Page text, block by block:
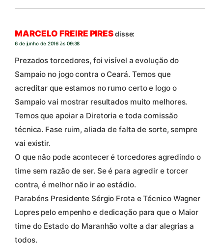
MARCELO FREIRE PIRESdisse:
6 de junho de 2016 às 09:38
Prezados torcedores, foi visível a evolução do
Sampaio no jogo contra o Ceará. Temos que
acreditar que estamos no rumo certo e logo o
Sampaio vai mostrar resultados muito melhores.
Temos que apoiar a Diretoria e toda comissão
técnica. Fase ruim, aliada de falta de sorte, sempre
vai existir.
O que não pode acontecer é torcedores agredindo o
time sem razão de ser. Se é para agredir e torcer
contra, é melhor não ir ao estádio.
Parabéns Presidente Sérgio Frota e Técnico Wagner
Lopres pelo empenho e dedicação para que o Maior
time do Estado do Maranhão volte a dar alegrias a
todos.